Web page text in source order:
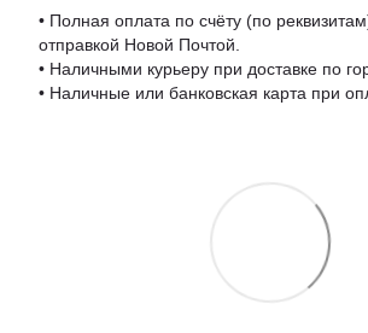
• Полная оплата по счёту (по
отправкой Новой Почтой.
• Наличными курьеру при доставке по
• Наличные или банковская карта при